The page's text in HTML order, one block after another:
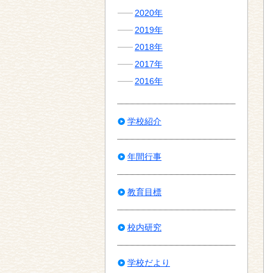
2020年
2019年
2018年
2017年
2016年
学校紹介
年間行事
教育目標
校内研究
学校だより